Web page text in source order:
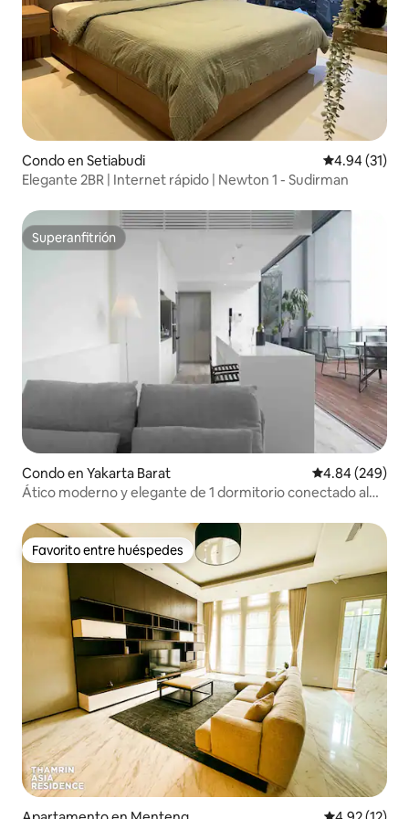
Condo en Setiabudi Calificación
4.94 (31)
Elegante 2BR | Internet rápido | Newton 1 - Sudirman
Superanfitrión
Superanfitrión
Condo en Yakarta Barat Calificación
4.84 (249)
Ático moderno y elegante de 1 dormitorio conectado al
Favorito entre huéspedes
Favorito entre huéspedes